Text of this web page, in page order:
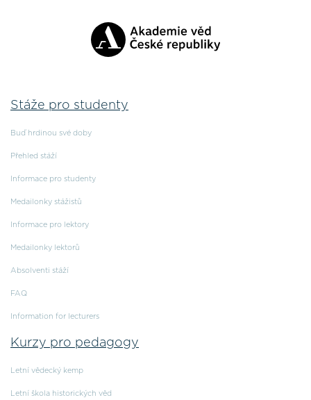
Stáže pro studenty
Buď hrdinou své doby
Přehled stáží
Informace pro studenty
Medailonky stážistů
Informace pro lektory
Medailonky lektorů
Absolventi stáží
FAQ
Information for lecturers
Kurzy pro pedagogy
Letní vědecký kemp
Letní škola historických věd